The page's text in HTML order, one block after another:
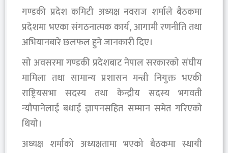
गण्डकी प्रदेश कमिटी अध्यक्ष नवराज शर्माले बैठकमा
प्रदेशमा भएका संगठनात्मक कार्य, आगामी रणनीति तथा
अभियानबारे छलफल हुने जानकारी दिए।
सो अवसरमा गण्डकी प्रदेशबाट नेपाल सरकारको संघीय
मामिला तथा सामान्य प्रशासन मन्त्री नियुक्त भएकी
राष्ट्रियसभा सदस्य तथा केन्द्रीय सदस्य भगवती
न्यौपानेलाई बधाई ज्ञापनसहित सम्मान समेत गरिएको
थियो।
अध्यक्ष शर्माको अध्यक्षतामा भएको बैठकमा स्थायी